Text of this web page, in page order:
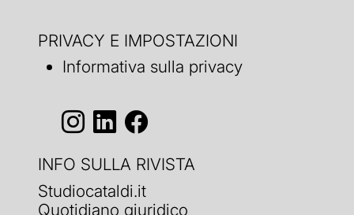
PRIVACY E IMPOSTAZIONI
Informativa sulla privacy
INFO SULLA RIVISTA
Studiocataldi.it
Quotidiano giuridico